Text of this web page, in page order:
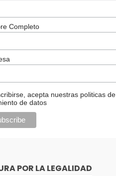
Completo
acepta nuestras politicas de
de datos
POR LA LEGALIDAD